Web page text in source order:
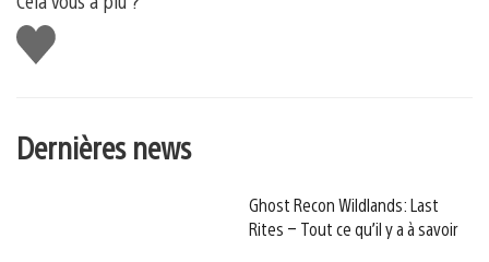
J'aime
Dernières news
Ghost Recon Wildlands: Last
Rites – Tout ce qu’il y a à savoir